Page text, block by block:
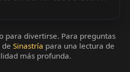
para divertirse. Para preguntas
de Sinastría para una lectura de
más profunda.